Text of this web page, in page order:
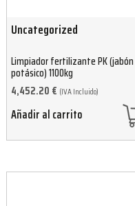
Uncategorized
Limpiador fertilizante PK (jabón
potásico) 1100kg
4,452.20 € (IVA Incluido)
Añadir al carrito